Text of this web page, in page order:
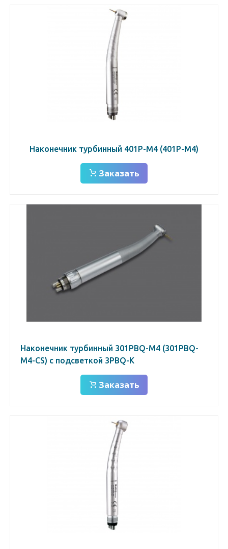
Наконечник турбинный 401Р-М4 (401Р-M4)
Заказать
Наконечник турбинный 301РBQ-М4 (301РBQ-
M4-CS) с подсветкой 3PBQ-K
Заказать